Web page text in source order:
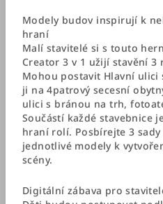
Modely budov inspirují k
hraní
Malí stavitelé si s touto
Creator 3 v 1 užijí stavění 3
Mohou postavit Hlavní ulici
ji na 4patrový secesní
ulici s bránou na trh,
Součástí každé stavebnice
hraní rolí. Posbírejte 3
jednotlivé modely k
scény.
Digitální zábava pro